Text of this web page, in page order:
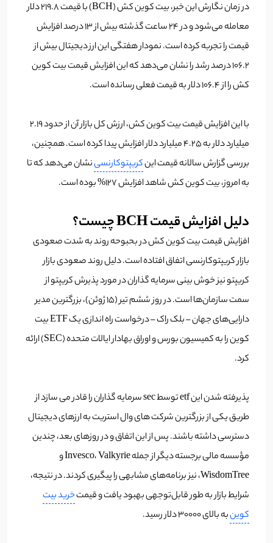
در زمان نگارش این خبر، بیت کوین کش (BCH) با قیمت 219.8 دلار
معامله می‌شود و در 24 ساعت گذشته بیش از 13 درصد افزایش
قیمت را تجربه کرده است. نمودار هفتگی این ارز دیجیتال بیش از
106.2 درصد رشد را نشان می‌دهد که این افزایش قیمت بیت کوین
کش را از 106.4 دلار به قیمت فعلی رسانده است.
با این افزایش قیمت بیت کوین کش، ارزش کل بازار آن از حدود 2.19
میلیارد دلار به 4.25 میلیارد دلار افزایش پیدا کرده است. همچنین،
بررسی گزارش سالانه قیمت اینکریپتوکارنسینشان می‌دهد که تا
به امروز، بیت کوین کش شاهد افزایش 127% بوده است.
دلیل افزایش قیمت BCH چیست؟
افزایش قیمت بیت کوین کش در بحبوحه روند به شدت صعودی
بازار کریپتوکارنسی اتفاق افتاده است. دلیل روند صعودی بازار
کریپتو نیز خوش بینی سرمایه گذاران در مورد پذیرش کریپتو از
سمت سازمان‌ها است. در روز ششم تیر (15 ژوئن)، بزرگترین مدیر
دارایی‌های جهان – بلک راک – درخواست راه اندازی یک ETF بیت
کوین را به کمیسیون بورس و اوراق بهادار ایالات متحده (SEC) ارائه
کرد.
پذیرفته شدن این etf توسط sec سرمایه گذاران را قادر می سازد از
طریق یکی از بزرگترین شرکت های وال استریت به ارزهای دیجیتال
دسترسی داشته باشند. پس از این اتفاق و در روزهای بعد، چندین
مؤسسه مالی برجسته دیگر از جمله Invesco، Valkyrie و
WisdomTree، نیز برنامه‌های مشابهی را پیگیری کردند. در نتیجه،
شرایط بازار به طور قابل‌توجهی بهبود یافت و قیمتخرید بیت
کوینبه بالای 30000 دلار رسید.